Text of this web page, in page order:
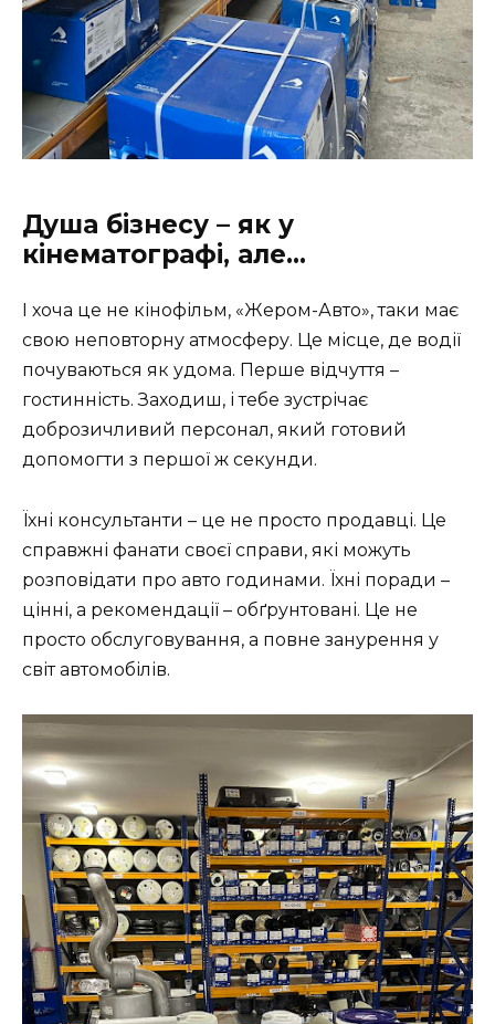
Душа бізнесу – як у
кінематографі, але…
І хоча це не кінофільм, «Жером-Авто», таки має
свою неповторну атмосферу. Це місце, де водії
почуваються як удома. Перше відчуття –
гостинність. Заходиш, і тебе зустрічає
доброзичливий персонал, який готовий
допомогти з першої ж секунди.
Їхні консультанти – це не просто продавці. Це
справжні фанати своєї справи, які можуть
розповідати про авто годинами. Їхні поради –
цінні, а рекомендації – обґрунтовані. Це не
просто обслуговування, а повне занурення у
світ автомобілів.